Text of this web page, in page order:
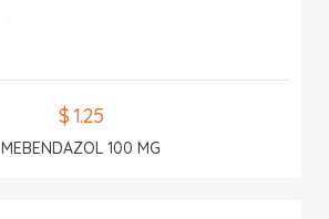
$ 1.25
MEBENDAZOL 100 MG